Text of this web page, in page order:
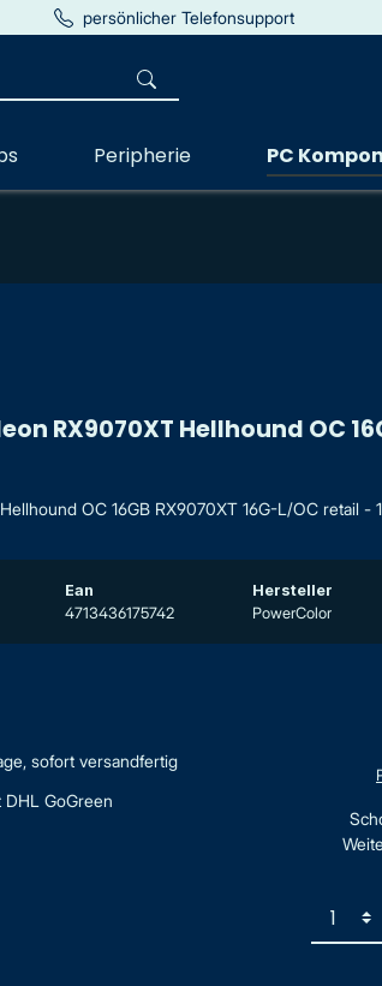
persönlicher Telefonsupport
Peripherie PC
RX9070XT Hellhound OC
OC 16GB RX9070XT 16G-L/OC retail -
Ean
4713436175742
Hersteller
PowerColor
sofort versandfertig
GoGreen